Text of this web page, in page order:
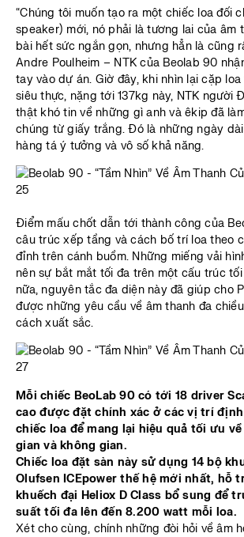
“Chúng tôi muốn tạo ra một chiếc loa đối
speaker) mới, nó phải là tương lai của âm
bài hết sức ngắn gọn, nhưng hẳn là cũng
Andre Poulheim – NTK của Beolab 90
tay vào dự án. Giờ đây, khi nhìn lại cặp
siêu thực, nặng tới 137kg này, NTK người
thật khó tin về những gì anh và êkip đã
chúng từ giấy trắng. Đó là những ngày
hàng tá ý tưởng và vô số khả năng.
Điểm mấu chốt dẫn tới thành công của
câu trúc xếp tầng và cách bố trí loa theo
đỉnh trên cánh buồm. Những miếng vải
nên sự bắt mắt tối đa trên một cấu trúc
nữa, nguyên tắc đa diện này đã giúp cho
được những yêu cầu về âm thanh đa
cách xuất sắc.
Mỗi chiếc BeoLab 90 có tới 18 driver
cao được đặt chính xác ở các vị trí
chiếc loa để mang lại hiệu quả tối ưu
gian và không gian.
Chiếc loa đặt sàn này sử dụng 14 bộ
Olufsen ICEpower thế hệ mới nhất, hỗ
khuếch đại Heliox D Class bổ sung để
suất tối đa lên đến 8.200 watt mỗi loa.
Xét cho cùng, chính những đòi hỏi về âm